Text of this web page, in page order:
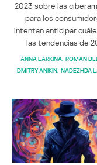
2023 sobre las
para los
intentan anticipar
las tendencias de
ANNA LARKINA ROMAN
DMITRY ANIKIN NADEZHDA